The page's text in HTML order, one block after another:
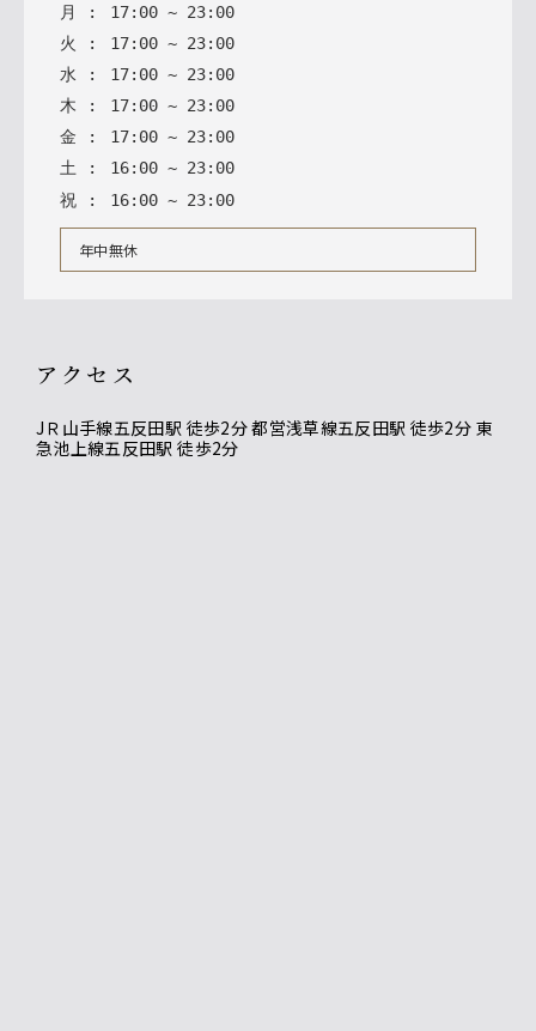
月
: 17: 00 ~ 23: 00
火
: 17: 00 ~ 23: 00
水 : 17: 00 ~ 23: 00
木 : 17: 00 ~ 23: 00
金 : 17: 00 ~ 23: 00
土 : 16: 00 ~ 23: 00
祝 : 16: 00 ~ 23: 00
年中無休
アクセス
JＲ山手線五反田駅 徒歩2分 都営浅草線五反田駅 徒歩2分 東
急池上線五反田駅 徒歩2分